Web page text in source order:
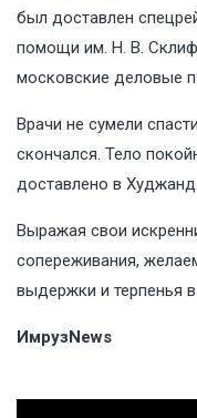
был доставлен
помощи им. Н. В.
московские деловые
Врачи не сумели
скончался. Тело
доставлено в Худжанд.
Выражая свои
сопереживания,
выдержки и терпенья
ИмрузNews